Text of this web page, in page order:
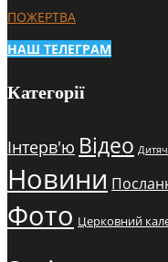
ПОЖЕРТВА
НАШ ТЕЛЕГРАМ
Категорії
Інтерв'ю Відео
Новини
Фото Церковний